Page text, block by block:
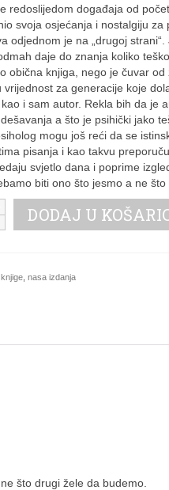
redoslijedom događaja od
svoja osjećanja i nostalgiju za
odjednom je na „drugoj
daje do znanja koliko
obična knjiga, nego je čuvar
vrijednost za generacije koje
i sam autor. Rekla bih da je
a što je psihički jako
mogu još reći da se
pisanja i kao takvu
svjetlo dana i poprime
biti ono što jesmo a ne što
DODAJ U
knjige, nasa izdanja
što drugi žele da budemo.